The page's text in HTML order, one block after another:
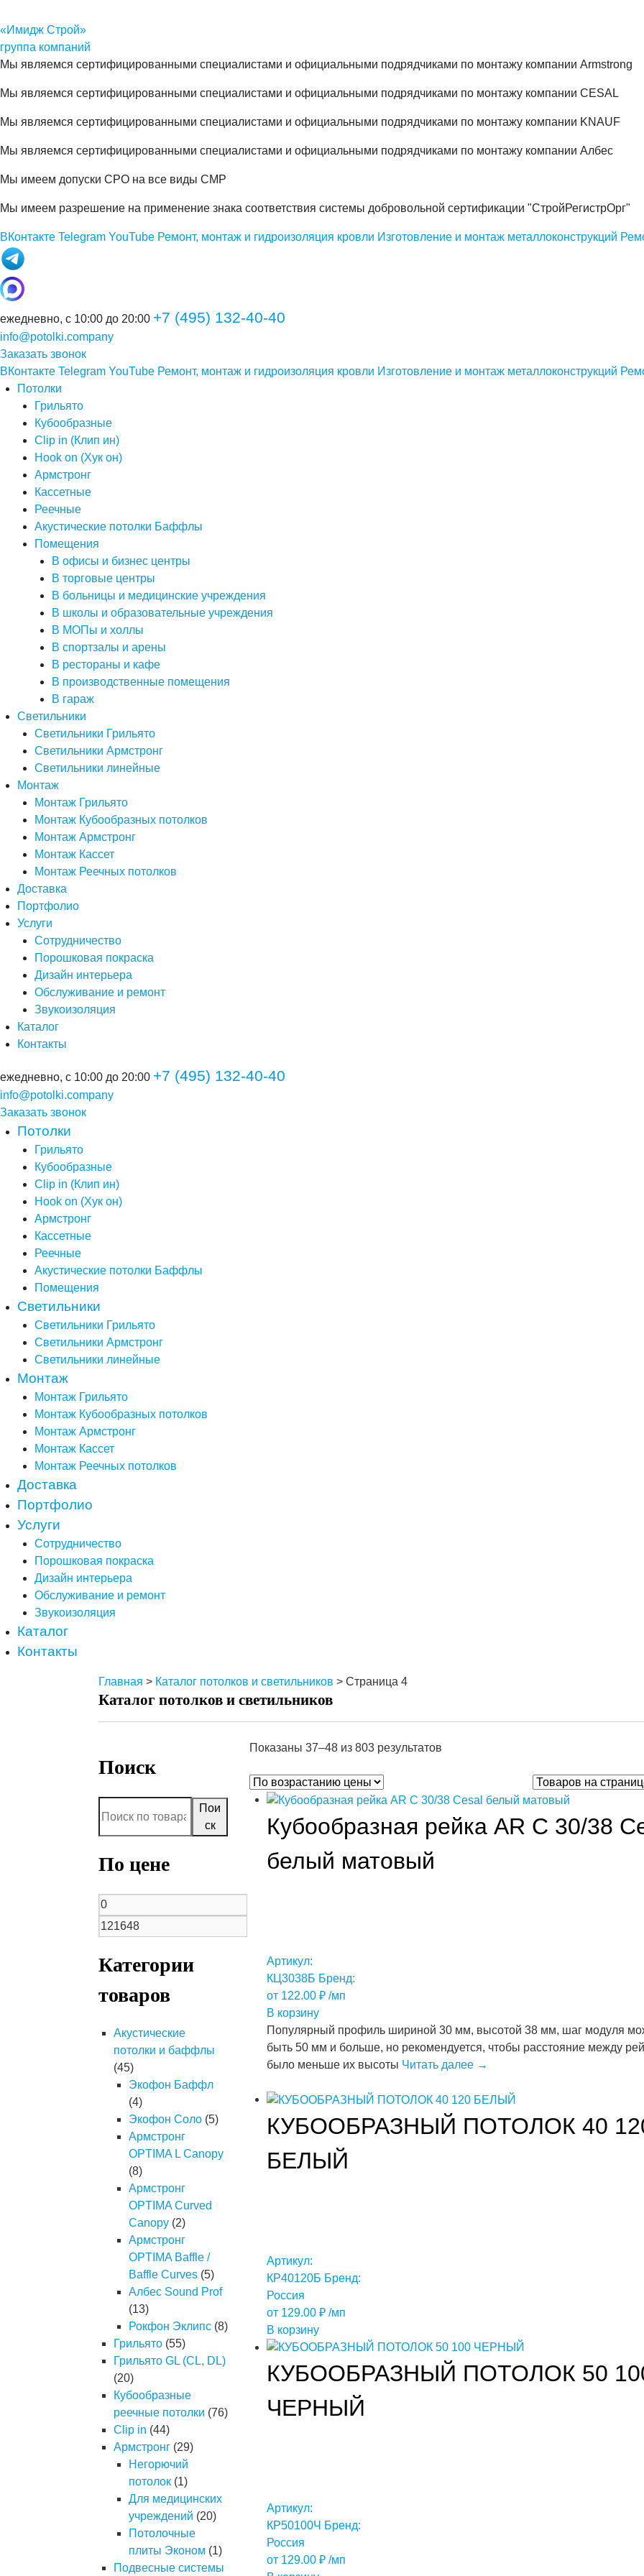
«Имидж Строй»
группа компаний
Мы являемся сертифицированными специалистами и официальными подрядчиками по монтажу компании Armstrong
Мы являемся сертифицированными специалистами и официальными подрядчиками по монтажу компании CESAL
Мы являемся сертифицированными специалистами и официальными подрядчиками по монтажу компании KNAUF
Мы являемся сертифицированными специалистами и официальными подрядчиками по монтажу компании Албес
Мы имеем допуски СРО на все виды СМР
Мы имеем разрешение на применение знака соответствия системы добровольной сертификации "СтройРегистрОрг"
ВКонтакте Telegram YouTube Ремонт, монтаж и гидроизоляция кровли Изготовление и монтаж металлоконструкций
ежедневно, с 10:00 до 20:00 +7 (495) 132-40-40
info@potolki.company
Заказать звонок
ВКонтакте Telegram YouTube Ремонт, монтаж и гидроизоляция кровли Изготовление и монтаж металлоконструкций
Потолки
Грильято
Кубообразные
Clip in (Клип ин)
Hook on (Хук он)
Армстронг
Кассетные
Реечные
Акустические потолки Баффлы
Помещения
В офисы и бизнес центры
В торговые центры
В больницы и медицинские учреждения
В школы и образовательные учреждения
В МОПы и холлы
В спортзалы и арены
В рестораны и кафе
В производственные помещения
В гараж
Светильники
Светильники Грильято
Светильники Армстронг
Светильники линейные
Монтаж
Монтаж Грильято
Монтаж Кубообразных потолков
Монтаж Армстронг
Монтаж Кассет
Монтаж Реечных потолков
Доставка
Портфолио
Услуги
Сотрудничество
Порошковая покраска
Дизайн интерьера
Обслуживание и ремонт
Звукоизоляция
Каталог
Контакты
ежедневно, с 10:00 до 20:00 +7 (495) 132-40-40
info@potolki.company
Заказать звонок
Потолки
Грильято
Кубообразные
Clip in (Клип ин)
Hook on (Хук он)
Армстронг
Кассетные
Реечные
Акустические потолки Баффлы
Помещения
Светильники
Светильники Грильято
Светильники Армстронг
Светильники линейные
Монтаж
Монтаж Грильято
Монтаж Кубообразных потолков
Монтаж Армстронг
Монтаж Кассет
Монтаж Реечных потолков
Доставка
Портфолио
Услуги
Сотрудничество
Порошковая покраска
Дизайн интерьера
Обслуживание и ремонт
Звукоизоляция
Каталог
Контакты
Главная > Каталог потолков и светильников > Страница 4
Каталог потолков и светильников
Поиск
Пои
ск
По цене
Категории
товаров
Акустические
потолки и баффлы
(45)
Экофон Баффл
(4)
Экофон Соло (5)
Армстронг
OPTIMA L Canopy
(8)
Армстронг
OPTIMA Curved
Canopy (2)
Армстронг
OPTIMA Baffle /
Baffle Curves (5)
Албес Sound Prof
(13)
Рокфон Эклипс (8)
Грильято (55)
Грильято GL (CL, DL)
(20)
Кубообразные
реечные потолки (76)
Clip in (44)
Армстронг (29)
Негорючий
потолок (1)
Для медицинских
учреждений (20)
Потолочные
плиты Эконом (1)
Подвесные системы
Показаны 37–48 из 803 результатов
Кубообразная рейка AR C 30/38
белый матовый
Артикул:
КЦ3038Б Бренд:
от 122.00 ₽ /мп
В корзину
Популярный профиль шириной 30 мм, высотой 38 мм, шаг модуля
быть 50 мм и больше, но рекомендуется, чтобы расстояние между
было меньше их высоты Читать далее →
КУБООБРАЗНЫЙ ПОТОЛОК 40
БЕЛЫЙ
Артикул:
КР40120Б Бренд:
Россия
от 129.00 ₽ /мп
В корзину
КУБООБРАЗНЫЙ ПОТОЛОК 50
ЧЕРНЫЙ
Артикул:
КР50100Ч Бренд:
Россия
от 129.00 ₽ /мп